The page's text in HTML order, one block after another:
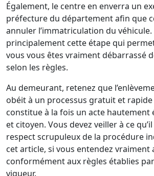
Également, le centre en enverra un
préfecture du département afin que
annuler l’immatriculation du véhicule.
principalement cette étape qui
vous vous êtes vraiment débarrassé
selon les règles.
Au demeurant, retenez que
obéit à un processus gratuit et rapide
constitue à la fois un acte hautement
et citoyen. Vous devez veiller à ce
respect scrupuleux de la procédure
cet article, si vous entendez vraiment
conformément aux règles établies
vigueur.